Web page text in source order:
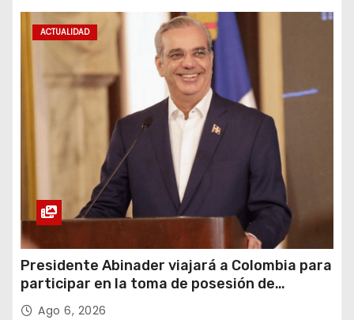
ACTUALIDAD
Presidente Abinader viajará a Colombia para
participar en la toma de posesión de
Abelardo de la Espriella
Ago 6, 2026